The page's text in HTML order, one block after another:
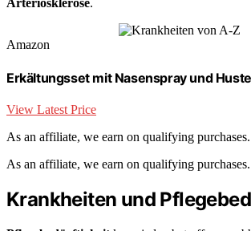
Arteriosklerose.
Amazon
Erkältungsset mit Nasenspray und
View Latest Price
As an affiliate, we earn on qualifying purchases.
As an affiliate, we earn on qualifying purchases.
Krankheiten und